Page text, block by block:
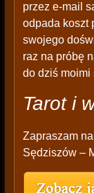
przez e-mail
odpada koszt
swojego
raz na próbę
do dziś moimi
Tarot i
Zapraszam
Sędziszów –